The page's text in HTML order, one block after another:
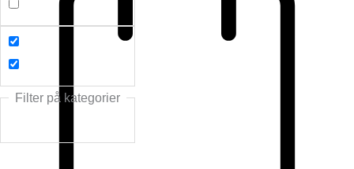
Filter på kategorier